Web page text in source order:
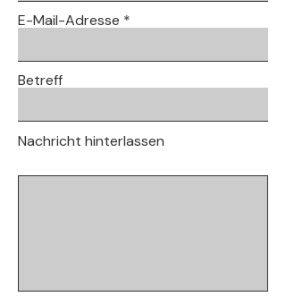
E-Mail-Adresse
Betreff
Nachricht hinterlassen